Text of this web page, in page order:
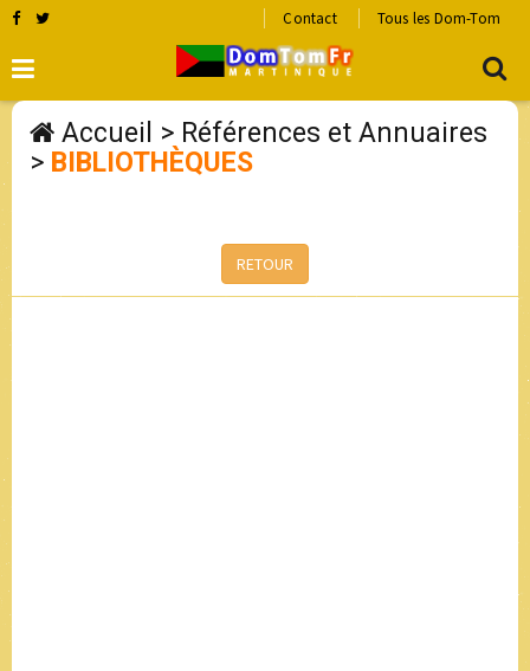
Contact Tous les Dom-Tom
Accueil > Références et Annuaires
> BIBLIOTHÈQUES
RETOUR